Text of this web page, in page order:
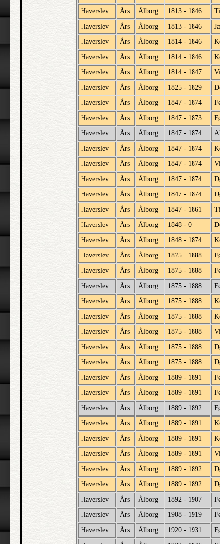
Haverslev Års Ålborg 1813 - 1846
Haverslev Års Ålborg 1813 - 1846
Haverslev Års Ålborg 1814 - 1846
Haverslev Års Ålborg 1814 - 1846
Haverslev Års Ålborg 1814 - 1847
Haverslev Års Ålborg 1825 - 1829
Haverslev Års Ålborg 1847 - 1874
Haverslev Års Ålborg 1847 - 1873
Haverslev Års Ålborg 1847 - 1874
Haverslev Års Ålborg 1847 - 1874
Haverslev Års Ålborg 1847 - 1874
Haverslev Års Ålborg 1847 - 1874
Haverslev Års Ålborg 1847 - 1874
Haverslev Års Ålborg 1847 - 1861
Haverslev Års Ålborg 1848 - 0
Haverslev Års Ålborg 1848 - 1874
Haverslev Års Ålborg 1875 - 1888
Haverslev Års Ålborg 1875 - 1888
Haverslev Års Ålborg 1875 - 1888
Haverslev Års Ålborg 1875 - 1888
Haverslev Års Ålborg 1875 - 1888
Haverslev Års Ålborg 1875 - 1888
Haverslev Års Ålborg 1875 - 1888
Haverslev Års Ålborg 1875 - 1888
Haverslev Års Ålborg 1889 - 1891
Haverslev Års Ålborg 1889 - 1891
Haverslev Års Ålborg 1889 - 1892
Haverslev Års Ålborg 1889 - 1891
Haverslev Års Ålborg 1889 - 1891
Haverslev Års Ålborg 1889 - 1891
Haverslev Års Ålborg 1889 - 1892
Haverslev Års Ålborg 1889 - 1892
Haverslev Års Ålborg 1892 - 1907
Haverslev Års Ålborg 1908 - 1919
Haverslev Års Ålborg 1920 - 1931